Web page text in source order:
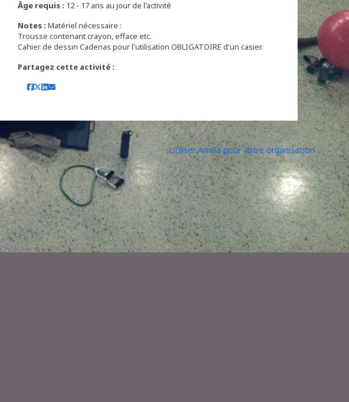
Âge requis : 12 - 17 ans au jour de l'activité
Notes : Matériel nécessaire :
Trousse contenant crayon, efface etc.
Cahier de dessin Cadenas pour l'utilisation OBLIGATOIRE d'un casier.
Partagez cette activité :
Utiliser Amilia pour votre organisation